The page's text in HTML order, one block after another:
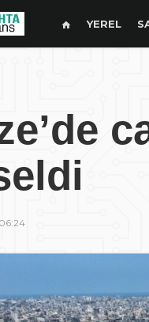
YEREL